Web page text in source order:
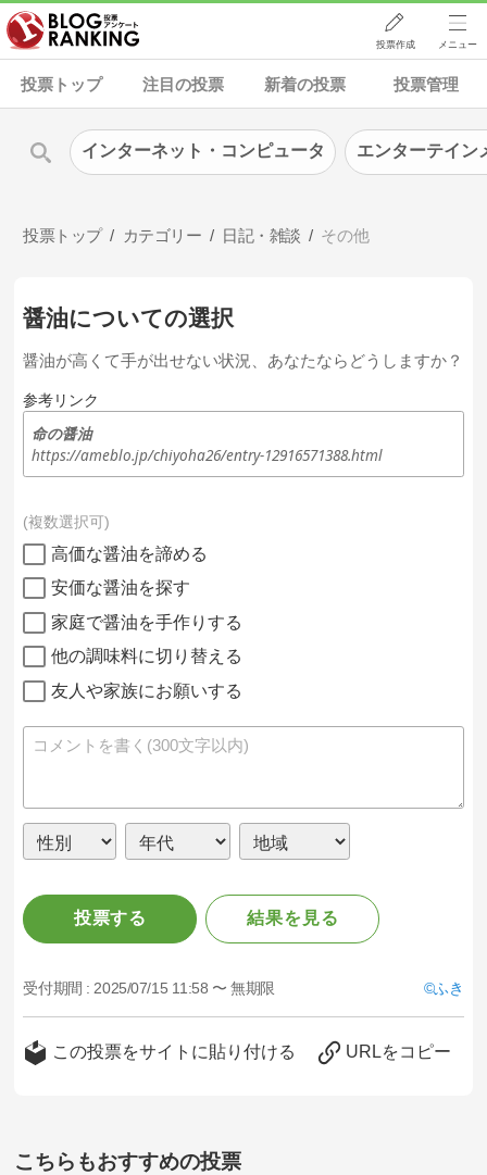
投票作成 メニュー
投票トップ 注目の投票 新着の投票 投票管理
投票トップ カテゴリー 日記・雑談 その他
醤油についての選択
醤油が高くて手が出せない状況、あなたならどうしますか？
参考リンク
命の醤油
https://ameblo.jp/chiyoha26/entry-12916571388.html
複数選択可
高価な醤油を諦める
安価な醤油を探す
家庭で醤油を手作りする
他の調味料に切り替える
友人や家族にお願いする
投票する 結果を見る
受付期間 : 2025/07/15 11:58 〜 無期限 ふき
この投票をサイトに貼り付ける URLをコピー
こちらもおすすめの投票
インターネット・コンピュータ エンターテイン